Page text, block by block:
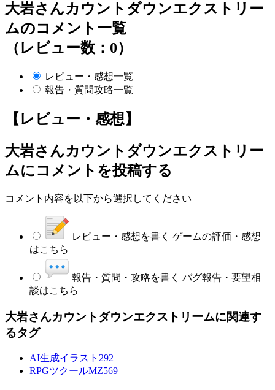
大岩さんカウントダウンエクストリー
ムのコメント一覧
（レビュー数：0）
レビュー・感想一覧
報告・質問攻略一覧
【レビュー・感想】
大岩さんカウントダウンエクストリー
ムにコメントを投稿する
コメント内容を以下から選択してください
レビュー・感想を書く ゲームの評価・感想
はこちら
報告・質問・攻略を書く バグ報告・要望相
談はこちら
大岩さんカウントダウンエクストリームに関連す
るタグ
AI生成イラスト 292
RPGツクールMZ569